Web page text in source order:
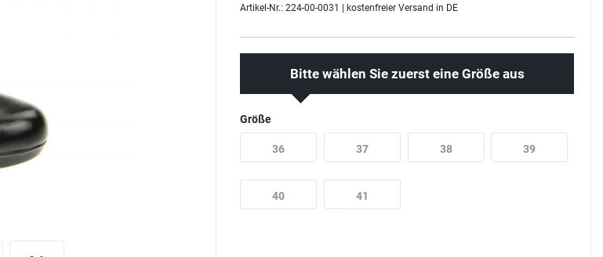
Artikel-Nr.: 224-00-0031 | kostenfreier Versand in DE
Bitte wählen Sie zuerst eine Größe aus
Größe
36 37 38 39
40 41